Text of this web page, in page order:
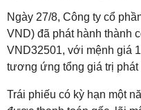
Ngày 27/8, Công ty cổ
VND) đã phát hành thành
VND32501, với mệnh giá
tương ứng tổng giá trị phát
Trái phiếu có kỳ hạn một